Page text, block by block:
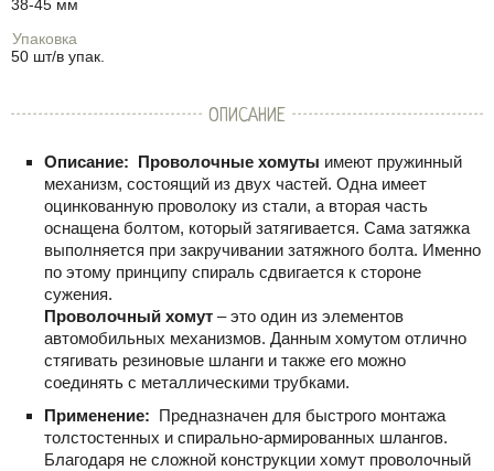
38-45 мм
Упаковка
50 шт/в упак.
ОПИСАНИЕ
Описание: Проволочные хомуты имеют пружинный
механизм, состоящий из двух частей. Одна имеет
оцинкованную проволоку из стали, а вторая часть
оснащена болтом, который затягивается. Сама затяжка
выполняется при закручивании затяжного болта. Именно
по этому принципу спираль сдвигается к стороне
сужения.
Проволочный хомут – это один из элементов
автомобильных механизмов. Данным хомутом отлично
стягивать резиновые шланги и также его можно
соединять с металлическими трубками.
Применение: Предназначен для быстрого монтажа
толстостенных и спирально-армированных шлангов.
Благодаря не сложной конструкции хомут проволочный